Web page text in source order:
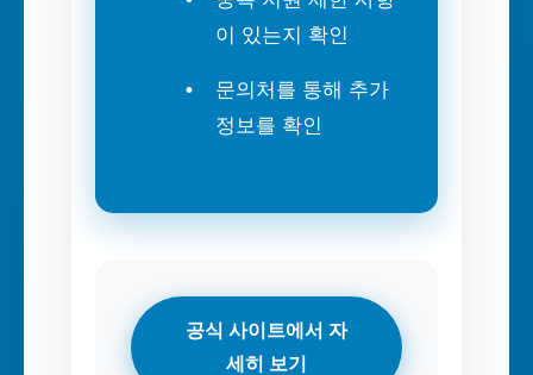
이 있는지 확인
문의처를 통해 추가
정보를 확인
공식 사이트에서 자
세히 보기